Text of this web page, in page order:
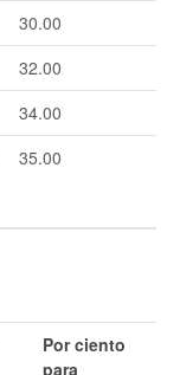
30.00
32.00
34.00
35.00
Por ciento
para